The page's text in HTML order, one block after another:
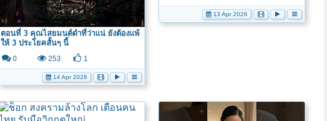
ตอนที่ 3 คุณไสยมนต์ดำที่ว่าแน่ ยังต้องแพ้
ให้ 3 ประโยคสั้นๆ นี้
0 253 1
14 Apr 2026
13 Apr 2026